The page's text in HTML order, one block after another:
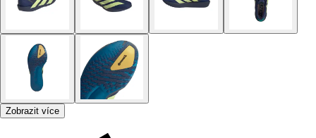
Zobrazit více